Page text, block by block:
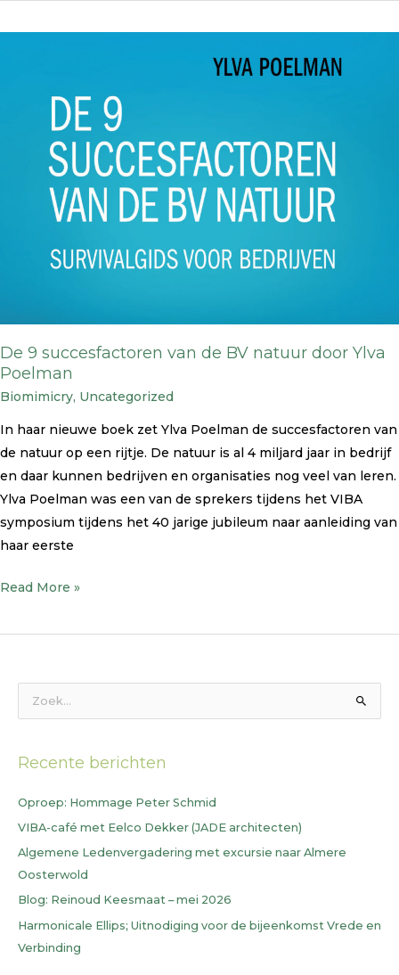
De 9 succesfactoren van de BV natuur door Ylva
Poelman
Biomimicry, Uncategorized
In haar nieuwe boek zet Ylva Poelman de succesfactoren van
de natuur op een rijtje. De natuur is al 4 miljard jaar in bedrijf
en daar kunnen bedrijven en organisaties nog veel van leren.
Ylva Poelman was een van de sprekers tijdens het VIBA
symposium tijdens het 40 jarige jubileum naar aanleiding van
haar eerste
Poelman
Read More »
k
r
Recente berichten
Oproep: Hommage Peter Schmid
VIBA-café met Eelco Dekker (JADE architecten)
Algemene Ledenvergadering met excursie naar Almere
Oosterwold
Blog: Reinoud Keesmaat – mei 2026
Harmonicale Ellips; Uitnodiging voor de bijeenkomst Vrede en
Verbinding